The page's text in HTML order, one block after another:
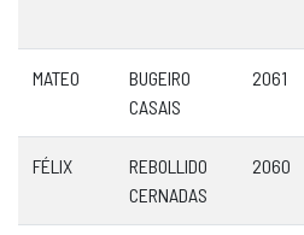
MATEO
BUGEIRO
CASAIS
2061
FÉLIX
REBOLLIDO
CERNADAS
2060